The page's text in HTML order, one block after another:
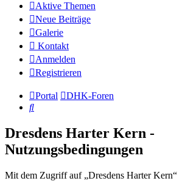
Aktive Themen
Neue Beiträge
Galerie
Kontakt
Anmelden
Registrieren
Portal
DHK-Foren
Suche
Dresdens Harter Kern -
Nutzungsbedingungen
Mit dem Zugriff auf „Dresdens Harter Kern“